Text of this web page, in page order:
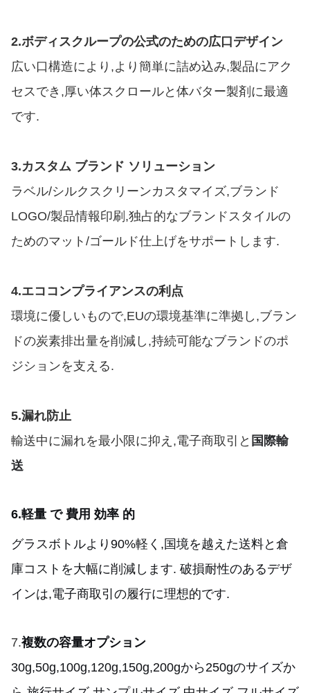
2.ボディスクループの公式のための広口デザイン
広い口構造により,より簡単に詰め込み,製品にアク
セスでき,厚い体スクロールと体バター製剤に最適
です.
3.カスタム ブランド ソリューション
ラベル/シルクスクリーンカスタマイズ,ブランド
LOGO/製品情報印刷,独占的なブランドスタイルの
ためのマット/ゴールド仕上げをサポートします.
4.エココンプライアンスの利点
環境に優しいもので,EUの環境基準に準拠し,ブラン
ドの炭素排出量を削減し,持続可能なブランドのポ
ジションを支える.
5.漏れ防止
輸送中に漏れを最小限に抑え,電子商取引と 国際輸
送
6.軽量 で 費用 効率 的
グラスボトルより90%軽く,国境を越えた送料と倉
庫コストを大幅に削減します. 破損耐性のあるデザ
インは,電子商取引の履行に理想的です.
7.複数の容量オプション
30g,50g,100g,120g,150g,200gから250gのサイズか